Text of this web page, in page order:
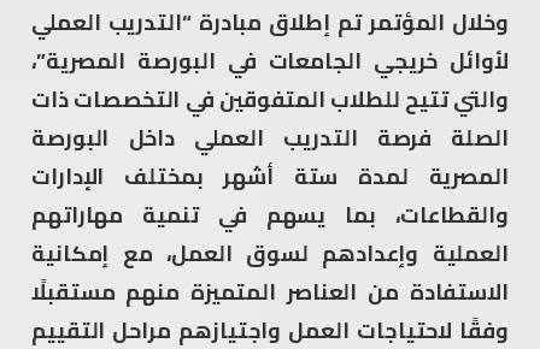
وخلال المؤتمر تم إطلاق مبادرة “التدريب العملي
لأوائل خريجي الجامعات في البورصة المصرية”،
والتي تتيح للطلاب المتفوقين في التخصصات ذات
الصلة فرصة التدريب العملي داخل البورصة
المصرية لمدة ستة أشهر بمختلف الإدارات
والقطاعات، بما يسهم في تنمية مهاراتهم
العملية وإعدادهم لسوق العمل، مع إمكانية
الاستفادة من العناصر المتميزة منهم مستقبلًا
وفقًا لاحتياجات العمل واجتيازهم مراحل التقييم